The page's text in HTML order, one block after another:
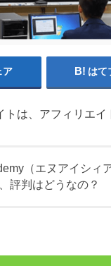
ア はて
は、アフィリエイ
（エヌアイシ
評判はどうなの？